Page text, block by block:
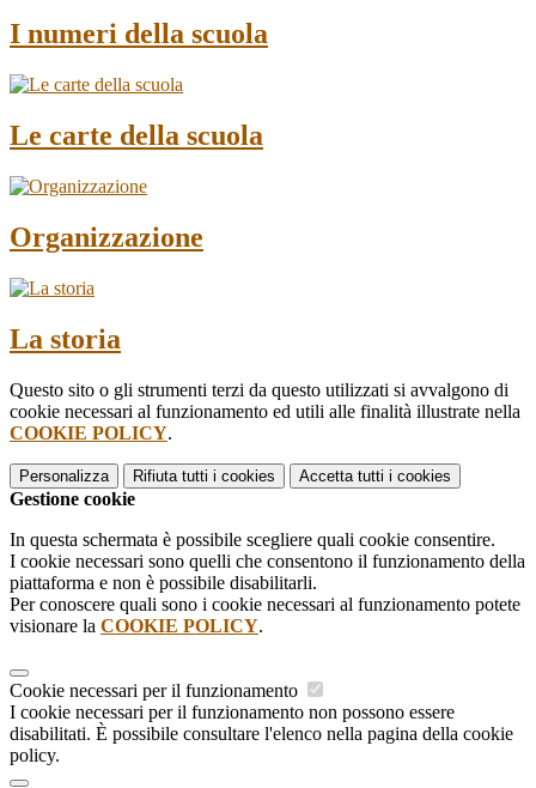
I numeri della scuola
Le carte della scuola
Organizzazione
La storia
Questo sito o gli strumenti terzi da questo utilizzati si avvalgono di
cookie necessari al funzionamento ed utili alle finalità illustrate nella
COOKIE POLICY.
Personalizza Rifiuta tutti i cookies Accetta tutti i cookies
Gestione cookie
In questa schermata è possibile scegliere quali cookie consentire.
I cookie necessari sono quelli che consentono il funzionamento della
piattaforma e non è possibile disabilitarli.
Per conoscere quali sono i cookie necessari al funzionamento potete
visionare la COOKIE POLICY.
Cookie necessari per il funzionamento
I cookie necessari per il funzionamento non possono essere
disabilitati. È possibile consultare l'elenco nella pagina della cookie
policy.